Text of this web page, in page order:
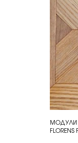
МОДУЛИ
FLORENS